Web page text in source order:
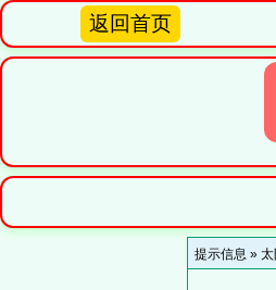
返回首页
提示信息 »